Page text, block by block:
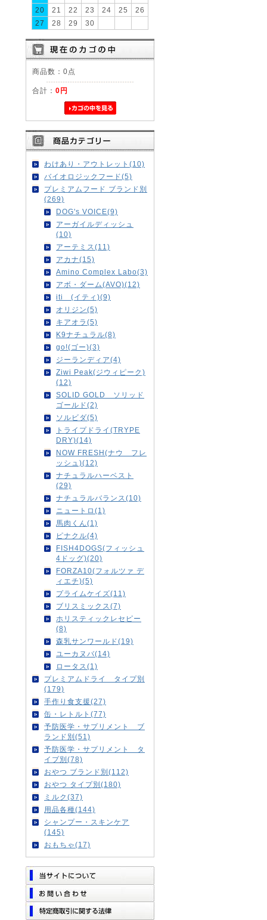
20
21 22 23 24 25
26
27
28 29 30
商品数：0点
合計： 0円
わけあり・アウトレット(10)
バイオロジックフード(5)
プレミアムフード ブランド別
(269)
DOG's VOICE(9)
アーガイルディッシュ
(10)
アーテミス(11)
アカナ(15)
Amino Complex Labo(3)
アボ・ダーム(AVO)(12)
iti (イティ)(9)
オリジン(5)
キアオラ(5)
K9ナチュラル(8)
go!(ゴー)(3)
ジーランディア(4)
Ziwi Peak(ジウィピーク)
(12)
SOLID GOLD ソリッド
ゴールド(2)
ソルビダ(5)
トライプドライ(TRYPE
DRY)(14)
NOW FRESH(ナウ フレ
ッシュ)(12)
ナチュラルハーベスト
(29)
ナチュラルバランス(10)
ニュートロ(1)
馬肉くん(1)
ピナクル(4)
FISH4DOGS(フィッシュ
4ドッグ)(20)
FORZA10(フォルツァ デ
ィエチ)(5)
プライムケイズ(11)
ブリスミックス(7)
ホリスティックレセピー
(8)
森乳サンワールド(19)
ユーカヌバ(14)
ロータス(1)
プレミアムドライ タイプ別
(179)
手作り食支援(27)
缶・レトルト(77)
予防医学・サプリメント ブ
ランド別(51)
予防医学・サプリメント タ
イプ別(78)
おやつ ブランド別(112)
おやつ タイプ別(180)
ミルク(37)
用品各種(144)
シャンプー・スキンケア
(145)
おもちゃ(17)